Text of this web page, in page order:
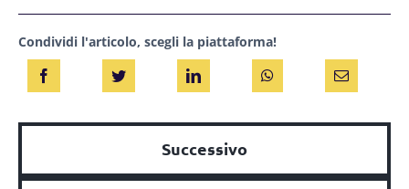
Condividi l'articolo, scegli la piattaforma!
Successivo